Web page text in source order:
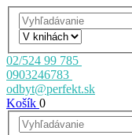
02/524 99 785
0903246783
odbyt@perfekt.sk
Košík 0